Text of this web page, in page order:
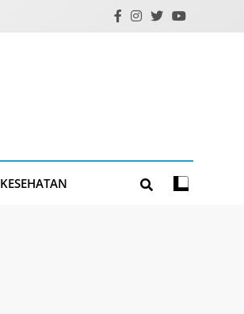
KESEHATAN